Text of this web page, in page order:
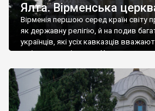
Ялта. Вірменська
Вірменія першою серед країн світу
як державну релігію, й на подив
українців, які усіх кавказців
є відданими вірянами Христа